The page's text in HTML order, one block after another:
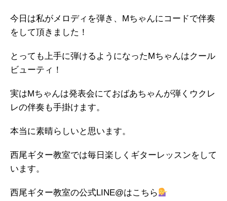
今日は私がメロディを弾き、Mちゃんにコードで伴奏
をして頂きました！
とっても上手に弾けるようになったMちゃんはクール
ビューティ！
実はMちゃんは発表会にておばあちゃんが弾くウクレ
レの伴奏も手掛けます。
本当に素晴らしいと思います。
西尾ギター教室では毎日楽しくギターレッスンをして
います。
西尾ギター教室の公式LINE@はこちら